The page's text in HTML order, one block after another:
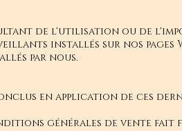
résultant de l'utilisation ou de
installés sur nos pages
par nous.
en application de ces
générales de vente fait